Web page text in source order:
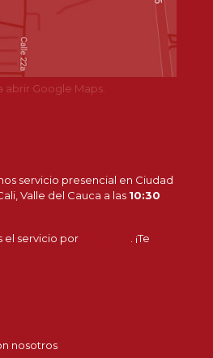
abrir Google Maps.
servicio presencial en Ciudad
Valle del Cauca a las 10:30
el servicio por
. ¡Te
nosotros